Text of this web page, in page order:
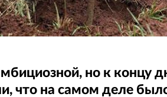
но к концу
что на самом деле